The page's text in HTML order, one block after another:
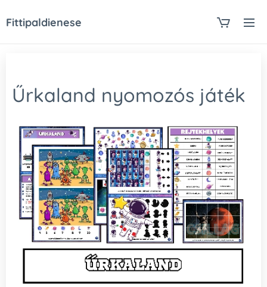
Fittipaldienese
Űrkaland nyomozós játék